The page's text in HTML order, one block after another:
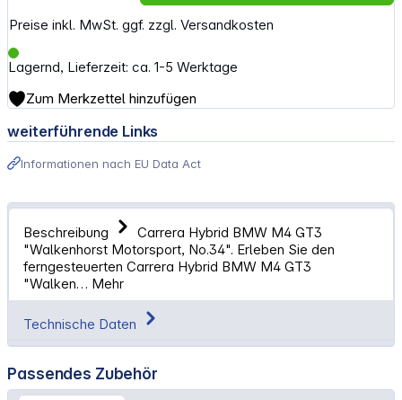
Preise inkl. MwSt. ggf. zzgl. Versandkosten
Lagernd, Lieferzeit: ca. 1-5 Werktage
Zum Merkzettel hinzufügen
weiterführende Links
Informationen nach EU Data Act
Beschreibung
Carrera Hybrid BMW M4 GT3
"Walkenhorst Motorsport, No.34". Erleben Sie den
ferngesteuerten Carrera Hybrid BMW M4 GT3
"Walken… Mehr
Technische Daten
Passendes Zubehör